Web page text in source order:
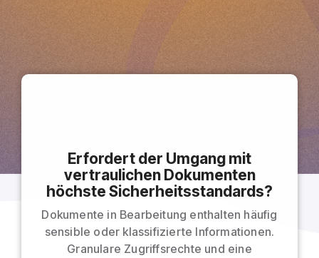
Erfordert der Umgang mit
vertraulichen Dokumenten
höchste Sicherheitsstandards?
Dokumente in Bearbeitung enthalten häufig
sensible oder klassifizierte Informationen.
Granulare Zugriffsrechte und eine